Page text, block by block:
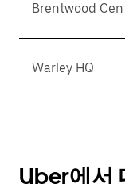
Brentwood
Warley HQ
Uber에서